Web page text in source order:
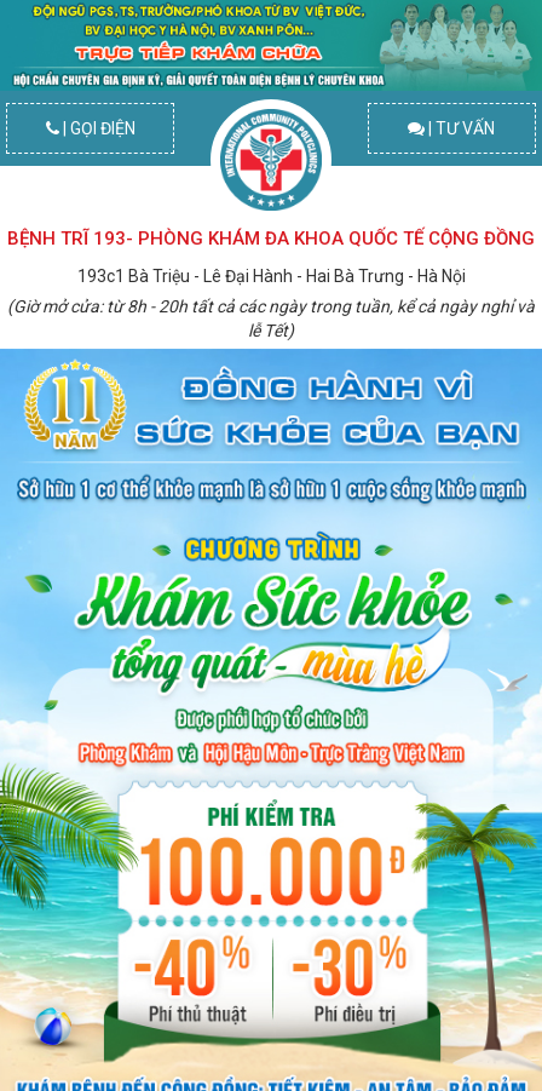
| GỌI ĐIỆN | TƯ VẤN
BỆNH TRĨ 193- PHÒNG KHÁM ĐA KHOA QUỐC TẾ CỘNG ĐỒNG
193c1 Bà Triệu - Lê Đại Hành - Hai Bà Trưng - Hà Nội
(Giờ mở cửa: từ 8h - 20h tất cả các ngày trong tuần, kể cả ngày nghỉ và
lễ Tết)